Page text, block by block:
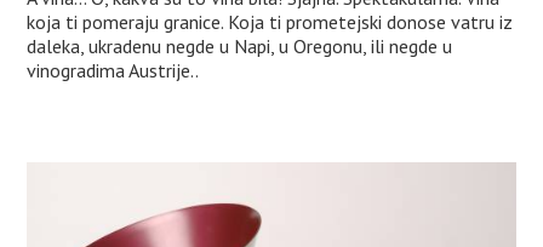
koja ti pomeraju granice. Koja ti prometejski donose vatru iz
daleka, ukradenu negde u Napi, u Oregonu, ili negde u
vinogradima Austrije..